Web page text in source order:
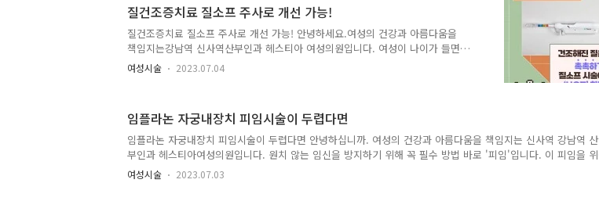
다. 그런데 피임약을 통한 방법은 짜인 시간대로 성실하고 꾸준하게 약을 스케줄에 맞게 복용해 주여야 확실한 피
임효과를 볼 수 있습니다. 그렇기 때문에 내가 만약 약을 ..
질건조증치료 질소프 주사로 개선 가능!
질건조증치료 질소프 주사로 개선 가능! 안녕하세요.여성의 건강과 아름다움을
책임지는강남역 신사역산부인과 헤스티아 여성의원입니다. 여성이 나이가 들면
서 점점 여성호르몬의 분비가 줄어들게 되고그로 인해 여러 가지 몸의 변화가 발
생할 수 있습니다.그중 대표적인 것이 바로 갱년기입니다.여자라면 한 번쯤은 갱
발생하는 대표적인 상태로는 질건조증이 있습니다.사실 이 질건조증은 갱년기가
아리어도 발생할 수 있습니다.질건조증이란 말 그대로 질이 건조해지면서 문제
가 되는 상태를 말합니다.이렇게 질이 건조해지게 되면 없던 성교통이 발생할 수
있어 치료가 필요합니다.내가 갱..
여성시술 2023.07.04
임플라논 자궁내장치 피임시술이 두렵다면
임플라논 자궁내장치 피임시술이 두렵다면 안녕하십니까. 여성의 건강과 아름다움을 책임지는 신사역 강남역 산
부인과 헤스티아여성의원입니다. 원치 않는 임신을 방지하기 위해 꼭 필수 방법 바로 '피임'입니다. 이 피임을 위
해서는 많은 방법들이 있는 것을 찾아보실 수 있으실 겁니다. 약을 먹기도 하고 기구의 도움을 받기도 하고 여성
의 생리주기를 이용하여 관계를 가져보기도 합니다. 이 중 어느 방법이 더 완벽하다 할 수 없어서 막상 피임을 하
여성시술 2023.07.03